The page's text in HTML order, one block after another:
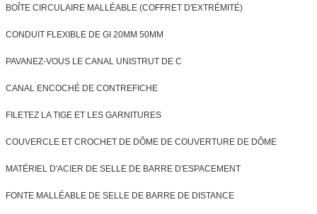
BOÎTE CIRCULAIRE MALLÉABLE (COFFRET D'EXTRÉMITÉ)
CONDUIT FLEXIBLE DE GI 20MM 50MM
PAVANEZ-VOUS LE CANAL UNISTRUT DE C
CANAL ENCOCHÉ DE CONTREFICHE
FILETEZ LA TIGE ET LES GARNITURES
COUVERCLE ET CROCHET DE DÔME DE COUVERTURE DE DÔME
MATÉRIEL D'ACIER DE SELLE DE BARRE D'ESPACEMENT
FONTE MALLÉABLE DE SELLE DE BARRE DE DISTANCE